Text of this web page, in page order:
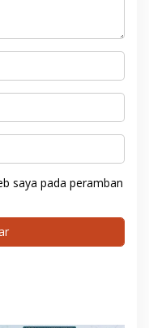
saya pada peramban